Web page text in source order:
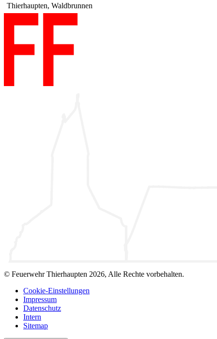
Thierhaupten, Waldbrunnen
© Feuerwehr Thierhaupten 2026, Alle Rechte vorbehalten.
Cookie-Einstellungen
Impressum
Datenschutz
Intern
Sitemap